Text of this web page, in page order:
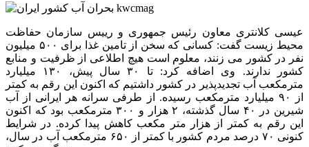
عیسی کلانتری معاون رئیس جمهوری و رییس سازمان حفاظت
محیط زیست گفت: کسانی که سخن از تامین غذا برای ۵۰۰ میلیون
نفر در کشور می زنند، معلوم است هیچ اطلاعی از ظرفیت و منابع
کشور ندارند. وی اضافه کرد: تا ۳۰ سال پیش، ۱۳۰ میلیارد
مترمکعب آب تجدیدپذیر در کشور داشتیم که اکنون این رقم به کمتر
از ۹۰ میلیارد مترمکعب رسیده. از طرفی سرانه هر ایرانی از آب
شیرین در ۴۰ سال گذشته، ۲ هزار و ۳۰۰ مترمکعب بود که اکنون
این رقم به کمتر از هزار متر مکعب کاهش پیدا کرده. در شرایط
کنونی ۷۰ درصد مردم کشور با کمتر از ۶۵۰ مترمکعب آب در سال،